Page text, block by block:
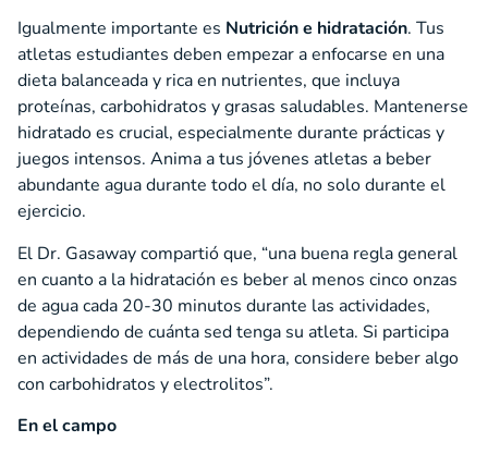
Igualmente importante es Nutrición e hidratación. Tus
atletas estudiantes deben empezar a enfocarse en una
dieta balanceada y rica en nutrientes, que incluya
proteínas, carbohidratos y grasas saludables. Mantenerse
hidratado es crucial, especialmente durante prácticas y
juegos intensos. Anima a tus jóvenes atletas a beber
abundante agua durante todo el día, no solo durante el
ejercicio.
El Dr. Gasaway compartió que, “una buena regla general
en cuanto a la hidratación es beber al menos cinco onzas
de agua cada 20-30 minutos durante las actividades,
dependiendo de cuánta sed tenga su atleta. Si participa
en actividades de más de una hora, considere beber algo
con carbohidratos y electrolitos”.
En el campo